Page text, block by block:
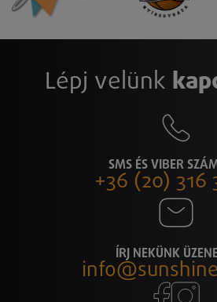
Lépj velünk
SMS ÉS VIBER
+36 (20) 316
ÍRJ NEKÜNK